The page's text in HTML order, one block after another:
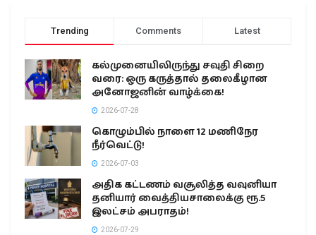
Trending Comments Latest
கல்முனையிலிருந்து சவுதி சிறை
வரை: ஒரு கருத்தால் தலைகீழான
அனோஜனின் வாழ்க்கை!
2026-07-28
கொழும்பில் நாளை 12 மணிநேர
நீர்வெட்டு!
2026-07-03
அதிக கட்டணம் வசூலித்த வவுனியா
தனியார் வைத்தியசாலைக்கு ரூ.5
இலட்சம் அபராதம்!
2026-07-29